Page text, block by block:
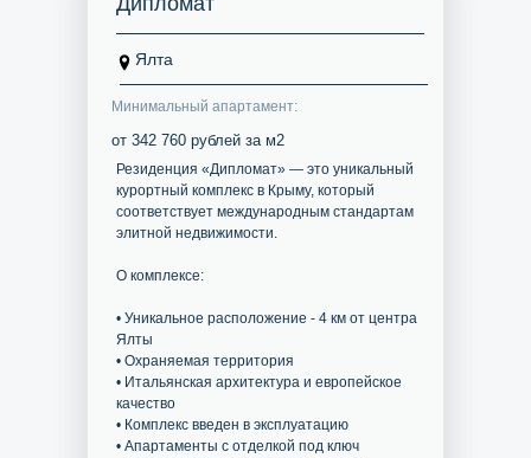
Резиденция «Дипломат» — это уникальный
курортный комплекс в Крыму, который
соответствует международным стандартам
элитной недвижимости.
О комплексе:
• Уникальное расположение - 4 км от центра
Ялты
• Охраняемая территория
• Итальянская архитектура и европейское
качество
• Комплекс введен в эксплуатацию
• Апартаменты с отделкой под ключ
Ялта
Минимальный апартамент:
от 342 760 рублей за м2